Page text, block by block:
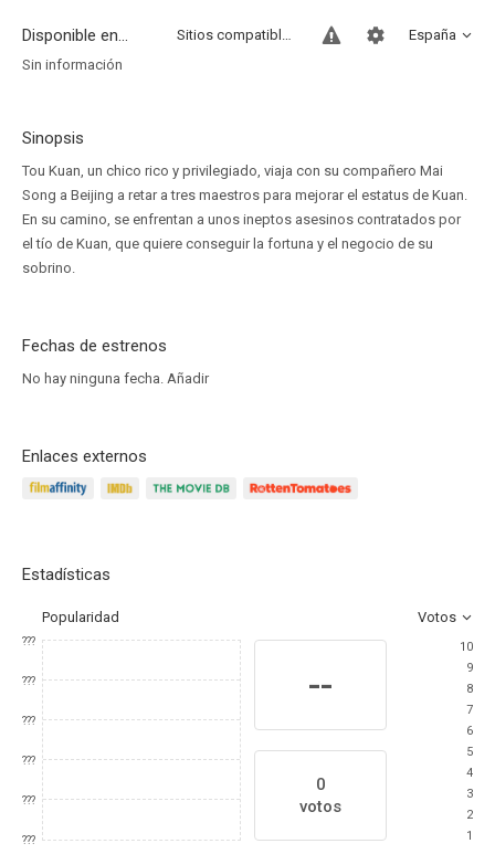
Disponible en... España
Sitios compatibles
Sin información
Sinopsis
Tou Kuan, un chico rico y privilegiado, viaja con su compañero Mai
Song a Beijing a retar a tres maestros para mejorar el estatus de Kuan.
En su camino, se enfrentan a unos ineptos asesinos contratados por
el tío de Kuan, que quiere conseguir la fortuna y el negocio de su
sobrino.
Fechas de estrenos
No hay ninguna fecha. Añadir
Enlaces externos
Estadísticas
Popularidad Votos
???
???
???
???
???
???
--
0
votos
10
9
8
7
6
5
4
3
2
1